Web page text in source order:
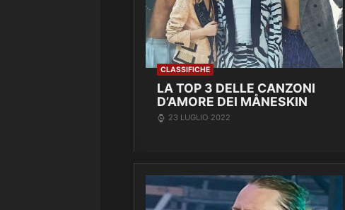
CLASSIFICHE
LA TOP 3 DELLE CANZONI
D’AMORE DEI MÅNESKIN
23 LUGLIO 2022